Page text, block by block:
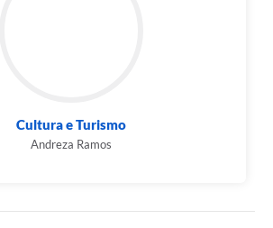
Cultura e Turismo
Andreza Ramos